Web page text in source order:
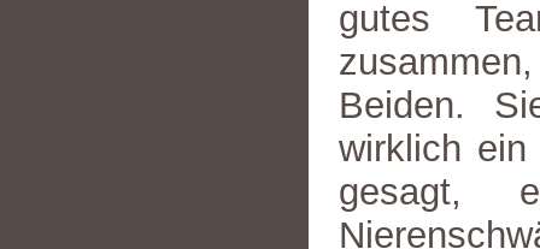
gutes
Beiden.
wirklich
gesagt,